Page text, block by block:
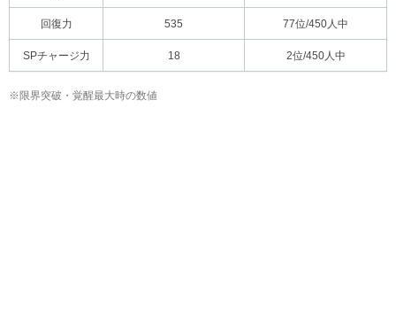
回復力 535 77位/450人中
SPチャージ力 18 2位/450人中
※限界突破・覚醒最大時の数値